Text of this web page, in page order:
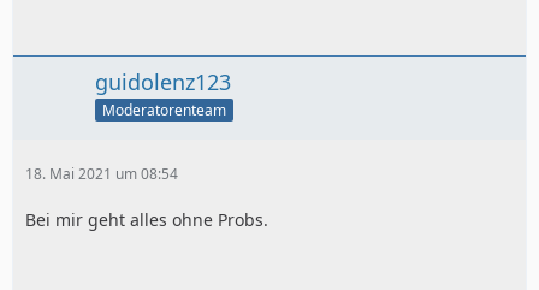
guidolenz123
Moderatorenteam
18. Mai 2021 um 08:54
Bei mir geht alles ohne Probs.